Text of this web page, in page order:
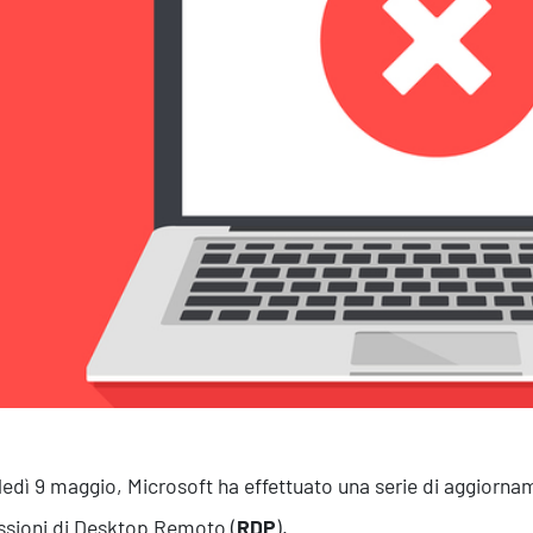
9 maggio, Microsoft ha effettuato una serie di
di Desktop Remoto (RDP).